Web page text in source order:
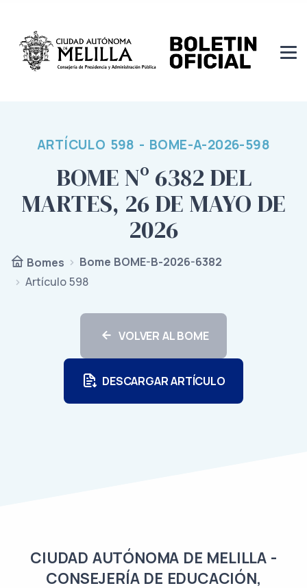
ARTÍCULO 598 - BOME-A-2026-598
BOME Nº 6382 DEL
MARTES, 26 DE MAYO DE
2026
Bomes
Bome BOME-B-2026-6382
Artículo 598
VOLVER AL BOME
DESCARGAR ARTÍCULO
CIUDAD AUTÓNOMA DE MELILLA -
CONSEJERÍA DE EDUCACIÓN,